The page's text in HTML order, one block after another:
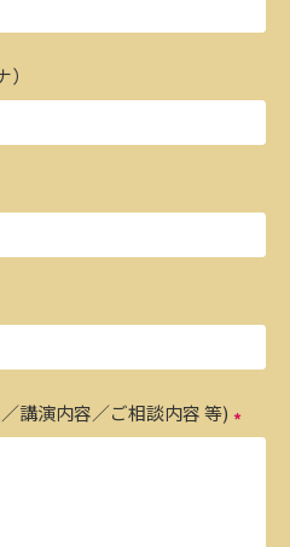
講演内容／ご相談内容 等)